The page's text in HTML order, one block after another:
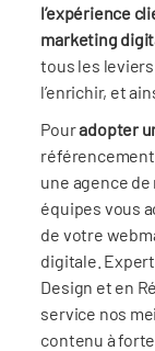
l’expérience
marketing
tous les
l’enrichir, et
Pouradopter
référencement
une agence
équipes vous
de votre
digitale.
Design et en
service nos
contenu à